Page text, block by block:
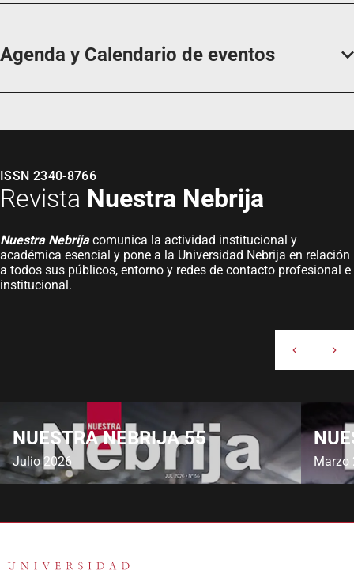
Agenda y Calendario de eventos
ISSN 2340-8766
Revista Nuestra Nebrija
Nuestra Nebrijacomunica la actividad institucional y
académica esencial y pone a la Universidad Nebrija en relación
a todos sus públicos, entorno y redes de contacto profesional e
institucional.
NUESTRA NEBRIJA 55
Julio 2026 Marzo